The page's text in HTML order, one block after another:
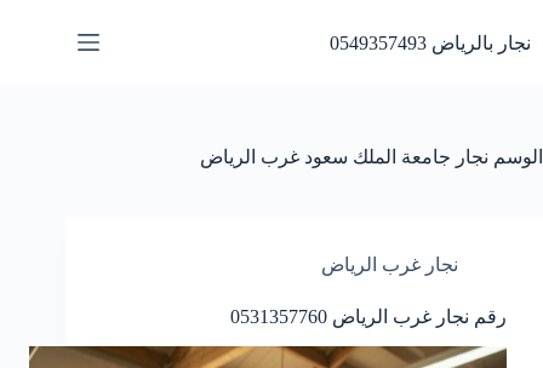
المحتوى
نجار بالرياض 0549357493
الوسم نجار جامعة الملك سعود غرب الرياض
نجار غرب الرياض
رقم نجار غرب الرياض 0531357760